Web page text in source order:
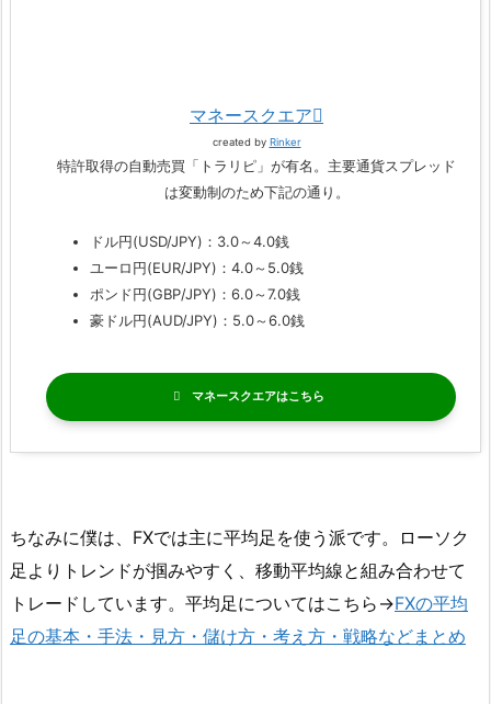
マネースクエア
created by Rinker
特許取得の自動売買「トラリピ」が有名。主要通貨スプレッド
は変動制のため下記の通り。
ドル円(USD/JPY)：3.0～4.0銭
ユーロ円(EUR/JPY)：4.0～5.0銭
ポンド円(GBP/JPY)：6.0～7.0銭
豪ドル円(AUD/JPY)：5.0～6.0銭
マネースクエア
ちなみに僕は、FXでは主に平均足を使う派です。ローソク
足よりトレンドが掴みやすく、移動平均線と組み合わせて
トレードしています。平均足についてはこちら→FXの平均
足の基本・手法・見方・儲け方・考え方・戦略などまとめ